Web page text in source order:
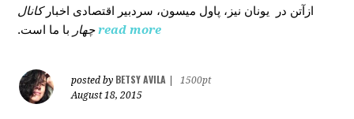
ازآتن در یونان نیز، پاول میسون، سردبیر اقتصادی اخبارکانال
چهار با ما است. read more
posted by BETSY AVILA
1500pt
August 18, 2015